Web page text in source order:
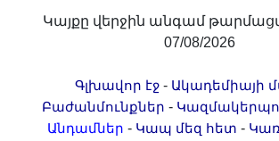
«Գիտության աշխարհում»
Հրապարակումներ
Կայքը վերջին անգամ
07/08/2026
Գլխավոր էջ- Ակադեմիայի
Բաժանմունքներ -
Անդամներ - Կապ մեզ հետ -